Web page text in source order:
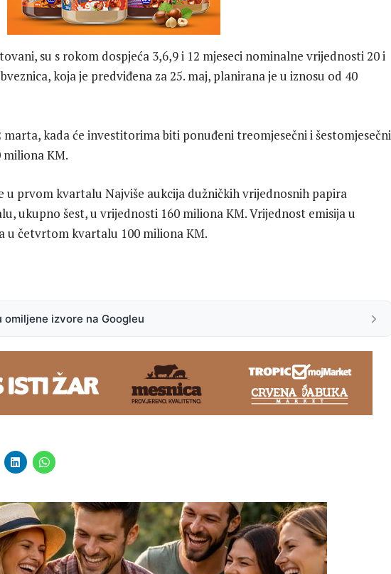
su s rokom dospjeća 3,6,9 i 12 mjeseci nominalne vrijednosti 20 i
koja je predviđena za 25. maj, planirana je u iznosu od 40
marta, kada će investitorima biti ponuđeni treomjesečni i šestomjesečni
miliona KM.
u prvom kvartalu Najviše aukcija dužničkih vrijednosnih papira
ukupno šest, u vrijednosti 160 miliona KM. Vrijednost emisija u
u četvrtom kvartalu 100 miliona KM.
izvore na Googleu